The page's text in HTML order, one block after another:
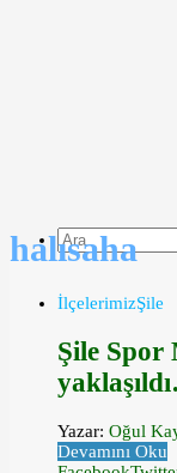
halısaha
İlçelerimizŞile
Şile Spor
Yazar: Oğul
Devamını Oku